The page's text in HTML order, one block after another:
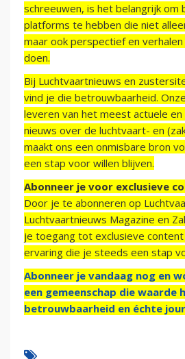
schreeuwen, is het belangrijk om
platforms te hebben die niet
maar ook perspectief en
doen.
Bij Luchtvaartnieuws en
vind je die betrouwbaarheid.
leveren van het meest actuele en
nieuws over de luchtvaart- en
maakt ons een onmisbare bron
een stap voor willen blijven.
Abonneer je voor exclusieve
Door je te abonneren op
Luchtvaartnieuws Magazine en
je toegang tot exclusieve
ervaring die je steeds een stap
Abonneer je vandaag nog en
een gemeenschap die waarde
betrouwbaarheid en échte